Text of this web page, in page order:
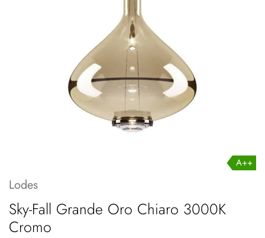
A++
Lodes
Sky-Fall Grande Oro Chiaro 3000K
Cromo